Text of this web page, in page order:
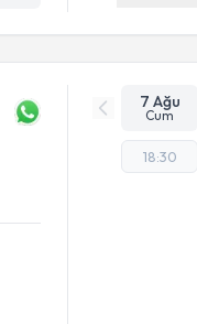
7 Ağu
Cum
18:30